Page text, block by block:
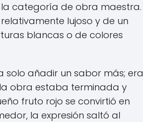
categoría de obra maestra.
lujoso y de un
blancas o de colores
solo añadir un sabor más; era
obra estaba terminada y
fruto rojo se convirtió en
la expresión saltó al